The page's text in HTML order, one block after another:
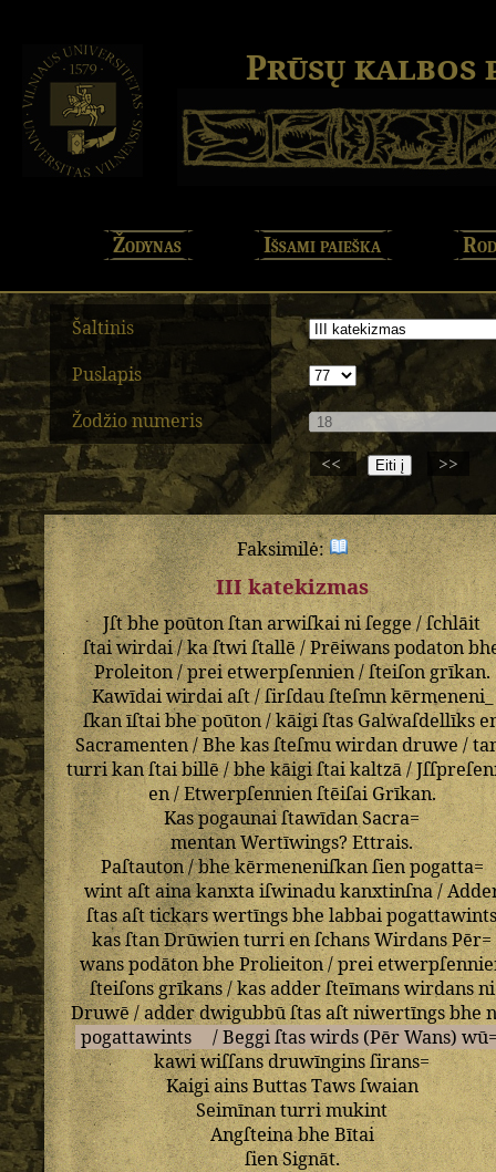
Prūsų kalbos
Žodynas Išsami paieška
Šaltinis
Puslapis
Žodžio numeris
<<
>>
Faksimilė:
III katekizmas
Jſtbhe poūtonſtan arwiſkai niſegge/ſchlāit
ſtaiwirdai/kaſtwiſtallē/Prēiwans podaton
Proleiton/preietwerpſennien/ſteiſongrīkan.
Kawīdaiwirdaiaſt/ſirſdauſteſmnkērmeneni_
ſkanīſtaibhepoūton/kāigiſtasGalwaſdellīks
Sacramenten/Bhekasſteſmu wirdan druwe/
turrikanſtaibillē/bhekāigiſtaikaltzā/
en/Etwerpſennienſtēiſai Grīkan.
KaspogaunaiſtawīdanSacra=
mentanWertīwings?Ettrais.
Paſtauton/bhekērmeneniſkanſienpogatta=
wintaſtainakanxtaiſwinadukanxtinſna/
ſtasaſttickarswertīngsbhelabbai
kasſtanDrūwien turrien ſchans Wirdans Pēr=
wanspodātonbheProlieiton/prei
ſteiſonsgrīkans/kasadderſteīmanswirdansni
Druwē/adderdwigubbū ſtasaſtniwertīngsbhe
pogattawints
/Beggiſtaswirds (PērWans)
kawiwiſſans druwīngins ſirans=
KaigiainsButtasTawsſwaian
Seimīnanturrimukint
AngſteinabheBītai
ſienSignāt.